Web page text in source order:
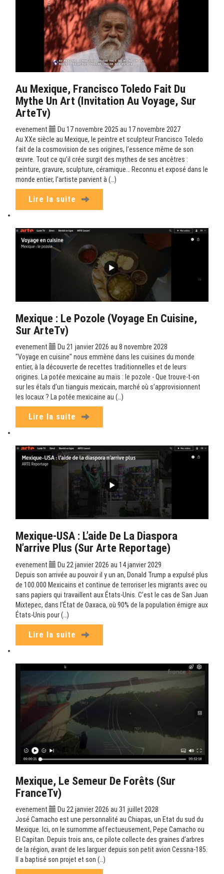
Au Mexique, Francisco Toledo Fait Du
Mythe Un Art (Invitation Au Voyage, Sur
ArteTv)
evenement
Du 17 novembre 2025 au 17 novembre 2027
Au XXe siècle au Mexique, le peintre et sculpteur Francisco Toledo
fait de la cosmovision de ses origines, l’essence même de son
œuvre. Tout ce qu’il crée surgit des mythes de ses ancêtres :
peinture, gravure, sculpture, céramique… Reconnu et exposé dans le
monde entier, l’artiste parvient à (…)
Lire la suite
Mexique : Le Pozole (Voyage En Cuisine,
Sur ArteTv)
evenement
Du 21 janvier 2026 au 8 novembre 2028
"Voyage en cuisine" nous emmène dans les cuisines du monde
entier, à la découverte de recettes traditionnelles et de leurs
origines. La potée mexicaine au maïs : le pozole - Que trouve-t-on
sur les étals d’un tianguis mexicain, marché où s’approvisionnent
les locaux ? La potée mexicaine au (…)
Lire la suite
Mexique-USA : L’aide De La Diaspora
N’arrive Plus (sur Arte Reportage)
evenement
Du 22 janvier 2026 au 14 janvier 2029
Depuis son arrivée au pouvoir il y un an, Donald Trump a expulsé plus
de 100.000 Mexicains et continue de terroriser les migrants avec ou
sans papiers qui travaillent aux États-Unis. C’est le cas de San Juan
Mixtepec, dans l’État de Oaxaca, où 90% de la population émigre aux
États-Unis pour (…)
Lire la suite
Mexique, Le Semeur De Forêts (sur
FranceTv)
evenement
Du 22 janvier 2026 au 31 juillet 2028
José Camacho est une personnalité au Chiapas, un Etat du sud du
Mexique. Ici, on le surnomme affectueusement, Pepe Camacho ou
El Capitan. Depuis trois ans, ce pilote collecte des graines d’arbres
de la région, avant de les larguer depuis son petit avion Cessna-185.
Il a baptisé son projet et son (…)